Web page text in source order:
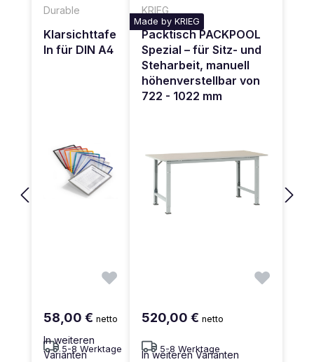
Durable
Klarsichttafe
ln für DIN A4
58,00 € netto
5-8 Werktage
In weiteren
Varianten
KRIEG
Made by KRIEG
Packtisch PACKPOOL
Spezial – für Sitz- und
Steharbeit, manuell
höhenverstellbar von
722 - 1022 mm
520,00 €netto
5-8 Werktage
In weiteren Varianten